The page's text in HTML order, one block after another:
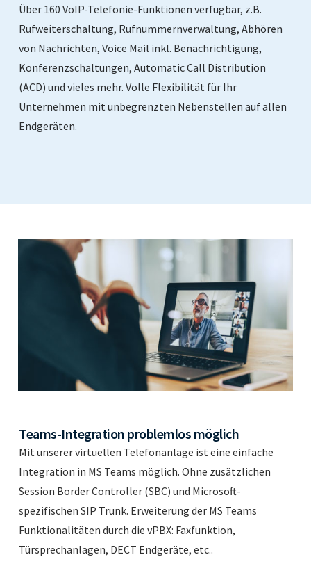
Über 160 VoIP-Telefonie-Funktionen verfügbar, z.B.
Rufweiterschaltung, Rufnummernverwaltung, Abhören
von Nachrichten, Voice Mail inkl. Benachrichtigung,
Konferenzschaltungen, Automatic Call Distribution
(ACD) und vieles mehr. Volle Flexibilität für Ihr
Unternehmen mit unbegrenzten Nebenstellen auf allen
Endgeräten.
Teams-Integration problemlos möglich
Mit unserer virtuellen Telefonanlage ist eine einfache
Integration in MS Teams möglich. Ohne zusätzlichen
Session Border Controller (SBC) und Microsoft-
spezifischen SIP Trunk. Erweiterung der MS Teams
Funktionalitäten durch die vPBX: Faxfunktion,
Türsprechanlagen, DECT Endgeräte, etc..